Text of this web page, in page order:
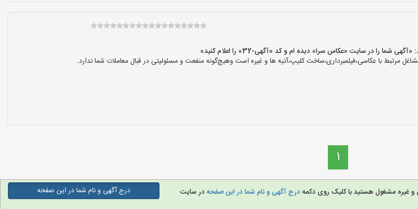
را در سایت «عکاس سرا» دیده ام و کد «آگهی-32» را اعلام کنید»
مرتبط با عکاسی،فیلمبرداری،ساخت کلیپ،آتیه ها و غیره است وهیچ‌گونه منفعت و مسئولیتی در قبال معاملات شما ندارد.
1
و غیره مشغول هستید با کلیک روی دکمهدرج آگهی و نام شما در این صفحهدر سایت
درج آگهی و نام شما در این صفحه